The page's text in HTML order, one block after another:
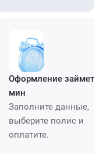
Оформление займет
мин
Заполните данные,
выберите полис и
оплатите.